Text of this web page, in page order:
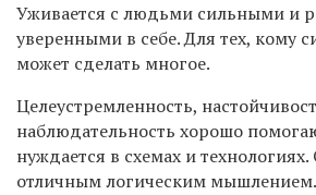
Уживается с людьми сильными и
уверенными в себе. Для тех, кому
может сделать многое.
Целеустремленность,
наблюдательность хорошо
нуждается в схемах и технологиях.
отличным логическим мышлением.